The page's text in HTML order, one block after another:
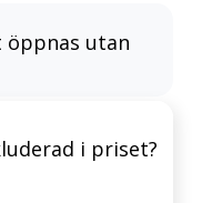
utan
i priset?